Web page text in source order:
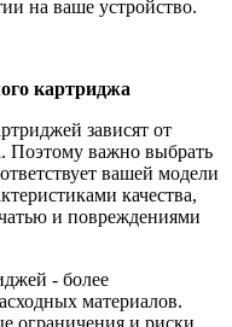
на ваше устройство.
картриджа
зависят от
Поэтому важно выбрать
вашей модели
качества,
и повреждениями
- более
материалов.
ограничения и риски,